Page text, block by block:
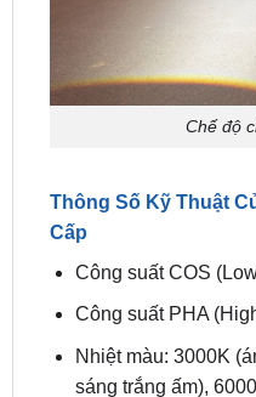
Chế độ
Thông Số Kỹ Thuật
Công suất COS
sáng trắng ấm),
Điện áp: 12V